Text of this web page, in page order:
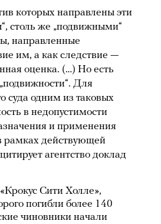
которых направлены эти
столь же „подвижными“
направленные
им, а как следствие —
оценка. (…) Но есть
Для
суда одним из таковых
в недопустимости
и применения
рамках действующей
агентство доклад
Сити Холле»,
погибли более 140
чиновники начали